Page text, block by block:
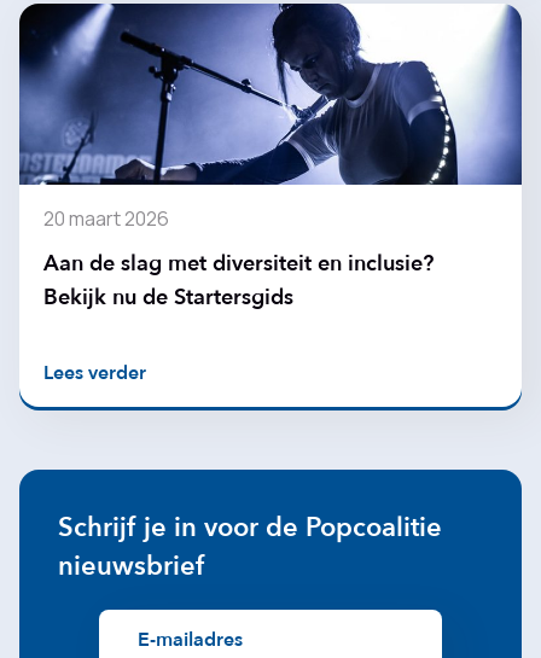
20 maart 2026
Aan de slag met diversiteit en inclusie?
Bekijk nu de Startersgids
Lees verder
Schrijf je in voor de Popcoalitie
nieuwsbrief